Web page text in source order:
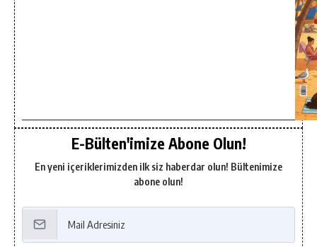
E-Bülten'imize Abone Olun!
En yeni içeriklerimizden ilk siz haberdar olun! Bültenimize
abone olun!